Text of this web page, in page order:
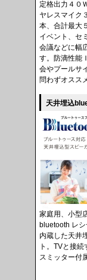
定格出力４０
ヤレスマイク
本、合計最大
イベント、セ
会議などに幅
す。防滴性能
会やプールサ
問わずオスス
天井埋込
家庭用、小型
bluetooth レ
内蔵した天井
ト。TVと接
スミッター付